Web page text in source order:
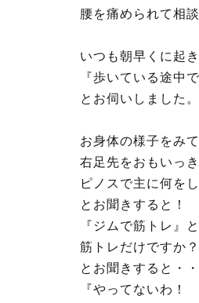
腰を痛められて相
いつも朝早くに起
『歩いている途中
とお伺いしました。
お身体の様子をみ
右足先をおもいっ
ピノスで主に何を
とお聞きすると！
『ジムで筋トレ』
筋トレだけですか
とお聞きすると・・
『やってないわ！